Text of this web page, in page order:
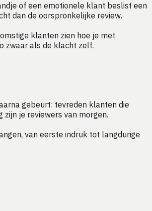
of een emotionele klant beslist een
dan de oorspronkelijke review.
klanten zien hoe je met
zwaar als de klacht zelf.
gebeurt: tevreden klanten die
zijn je reviewers van morgen.
van eerste indruk tot langdurige